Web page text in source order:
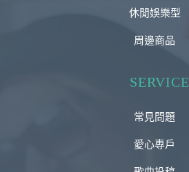
休閒娛樂型
周邊商品
SERVICE
常見問題
愛心專戶